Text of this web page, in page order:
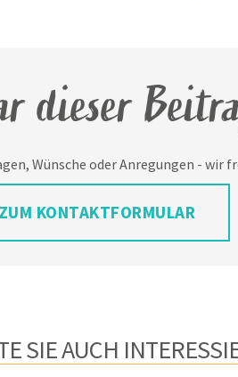
dieser
Wünsche oder Anregungen - wir
ZUM KONTAKTFORMULAR
SIE AUCH